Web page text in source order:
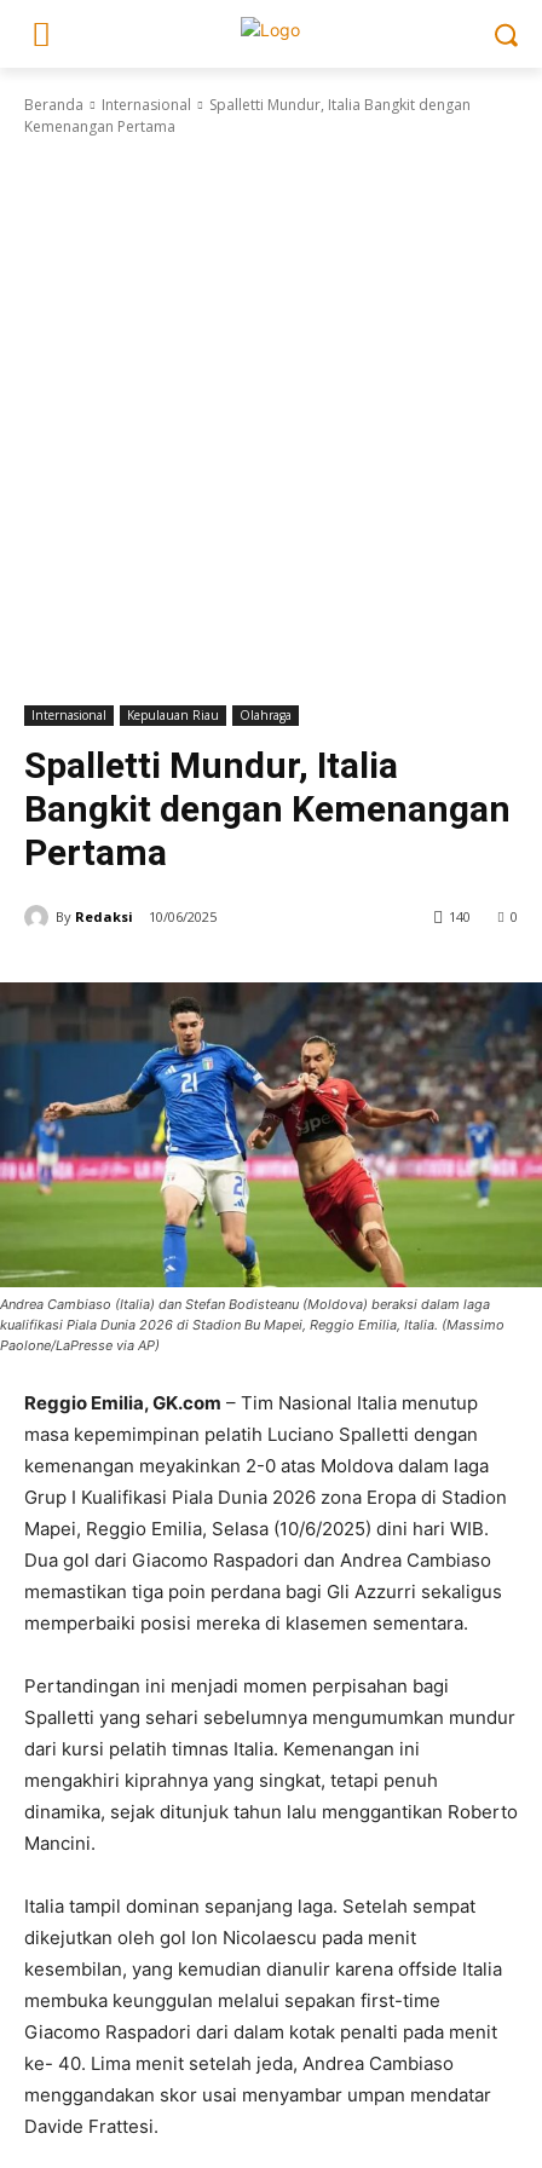
Beranda Internasional
Spalletti Mundur, Italia Bangkit dengan
Kemenangan Pertama
Internasional Kepulauan Riau Olahraga
Spalletti Mundur, Italia
Bangkit dengan Kemenangan
Pertama
By Redaksi 10/06/2025 0
140
Andrea Cambiaso (Italia) dan Stefan Bodisteanu (Moldova) beraksi dalam laga
kualifikasi Piala Dunia 2026 di Stadion Bu Mapei, Reggio Emilia, Italia. (Massimo
Paolone/LaPresse via AP)
Reggio Emilia, GK.com – Tim Nasional Italia menutup
masa kepemimpinan pelatih Luciano Spalletti dengan
kemenangan meyakinkan 2-0 atas Moldova dalam laga
Grup I Kualifikasi Piala Dunia 2026 zona Eropa di Stadion
Mapei, Reggio Emilia, Selasa (10/6/2025) dini hari WIB.
Dua gol dari Giacomo Raspadori dan Andrea Cambiaso
memastikan tiga poin perdana bagi Gli Azzurri sekaligus
memperbaiki posisi mereka di klasemen sementara.
Pertandingan ini menjadi momen perpisahan bagi
Spalletti yang sehari sebelumnya mengumumkan mundur
dari kursi pelatih timnas Italia. Kemenangan ini
mengakhiri kiprahnya yang singkat, tetapi penuh
dinamika, sejak ditunjuk tahun lalu menggantikan Roberto
Mancini.
Italia tampil dominan sepanjang laga. Setelah sempat
dikejutkan oleh gol Ion Nicolaescu pada menit
kesembilan, yang kemudian dianulir karena offside Italia
membuka keunggulan melalui sepakan first-time
Giacomo Raspadori dari dalam kotak penalti pada menit
ke- 40. Lima menit setelah jeda, Andrea Cambiaso
menggandakan skor usai menyambar umpan mendatar
Davide Frattesi.